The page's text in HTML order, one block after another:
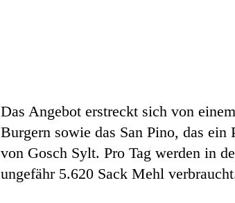
Das Angebot erstreckt sich von
Burgern sowie das San Pino, das
von Gosch Sylt. Pro Tag werden in
ungefähr 5.620 Sack Mehl